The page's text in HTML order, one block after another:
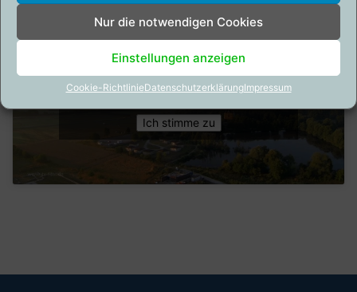
Nur die notwendigen Cookies
Einstellungen anzeigen
Cookie-RichtlinieDatenschutzerklärungImpressum
Klicke auf "Ich stimme zu", um Youtube zu
aktivieren
Cookie-Richtlinie
Ich stimme zu